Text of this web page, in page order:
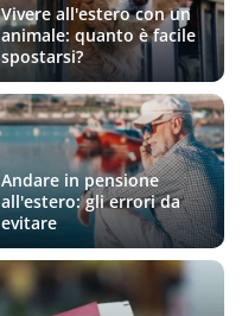
Vivere all'estero con un
animale: quanto è facile
spostarsi?
Andare in pensione
all'estero: gli errori da
evitare